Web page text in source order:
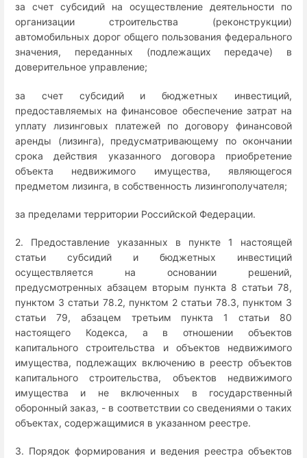
за счет субсидий на осуществление деятельности по
организации строительства (реконструкции)
автомобильных дорог общего пользования федерального
значения, переданных (подлежащих передаче) в
доверительное управление;
за счет субсидий и бюджетных инвестиций,
предоставляемых на финансовое обеспечение затрат на
уплату лизинговых платежей по договору финансовой
аренды (лизинга), предусматривающему по окончании
срока действия указанного договора приобретение
объекта недвижимого имущества, являющегося
предметом лизинга, в собственность лизингополучателя;
за пределами территории Российской Федерации.
2. Предоставление указанных в пункте 1 настоящей
статьи субсидий и бюджетных инвестиций
осуществляется на основании решений,
предусмотренных абзацем вторым пункта 8 статьи 78,
пунктом 3 статьи 78.2, пунктом 2 статьи 78.3, пунктом 3
статьи 79, абзацем третьим пункта 1 статьи 80
настоящего Кодекса, а в отношении объектов
капитального строительства и объектов недвижимого
имущества, подлежащих включению в реестр объектов
капитального строительства, объектов недвижимого
имущества и не включенных в государственный
оборонный заказ, - в соответствии со сведениями о таких
объектах, содержащимися в указанном реестре.
3. Порядок формирования и ведения реестра объектов